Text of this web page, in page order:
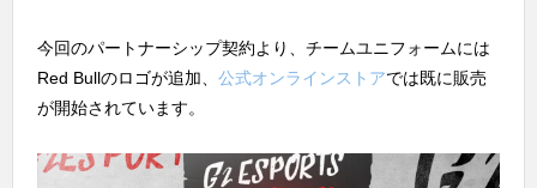
今回のパートナーシップ契約より、チームユニフォームには
Red Bullのロゴが追加、 公式オンラインストアでは既に販売
が開始されています。